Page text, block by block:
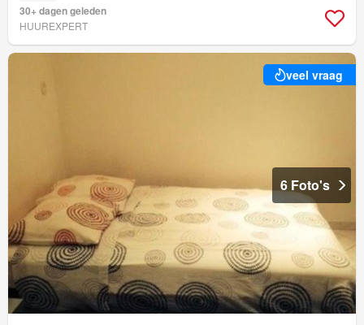
30+ dagen geleden
HUUREXPERT
veel vraag
6 Foto's